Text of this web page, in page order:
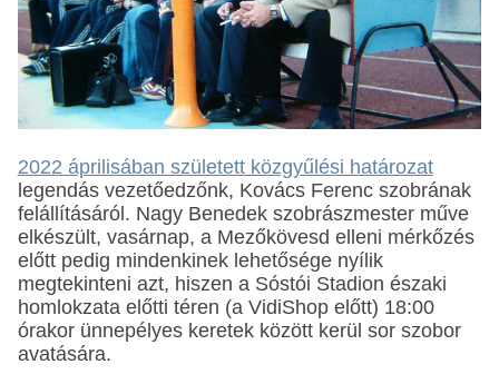
2022 áprilisában született közgyűlési határozat
legendás vezetőedzőnk, Kovács Ferenc szobrának
felállításáról. Nagy Benedek szobrászmester műve
elkészült, vasárnap, a Mezőkövesd elleni mérkőzés
előtt pedig mindenkinek lehetősége nyílik
megtekinteni azt, hiszen a Sóstói Stadion északi
homlokzata előtti téren (a VidiShop előtt) 18:00
órakor ünnepélyes keretek között kerül sor szobor
avatására.